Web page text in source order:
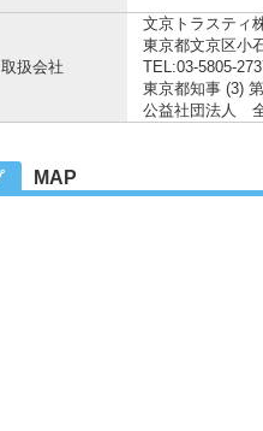
取扱会社
文京トラスティ
東京都文京区小
TEL:03-5805-
東京都知事 (3)
公益社団法人
MAP